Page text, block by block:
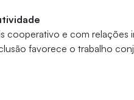
cooperativo e com relações
favorece o trabalho